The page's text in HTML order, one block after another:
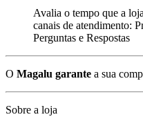
Avalia o tempo que a
canais de atendimento:
Perguntas e Respostas
O Magalu garante a sua
Sobre a loja